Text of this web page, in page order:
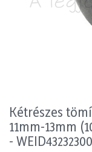
Kétrészes
11mm-13mm
-